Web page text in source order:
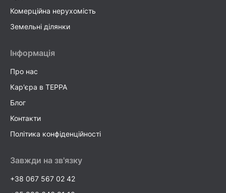
Комерційна нерухомість
Земельні ділянки
Інформація
Про нас
Кар'єра в TEPPA
Блог
Контакти
Політика конфіденційності
Завжди на зв'язку
+38 067 567 02 42